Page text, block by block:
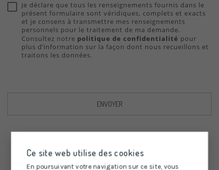
Je déclare que tous les renseignements fournis dans le
présent formulaire sont véridiques, complets et exacts
et je consens à transmettre mes renseignements
personnels pour le traitement de ma demande.
Consultez notre politique de confidentialité pour
plus d’information sur la façon dont nous recueillons et
traitons les données.
ENVOYER
Ce site web utilise des cookies
En poursuivant votre navigation sur ce site, vous